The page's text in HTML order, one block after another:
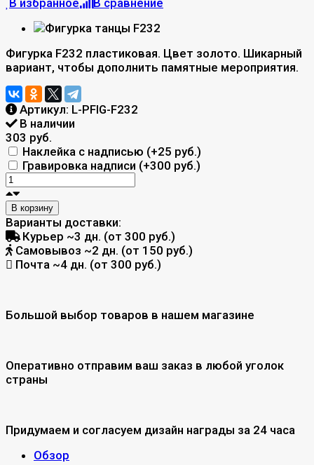
Фигурка F232 пластиковая. Цвет золото. Шикарный
вариант, чтобы дополнить памятные мероприятия.
Артикул: L-PFIG-F232
В наличии
303 руб.
Наклейка с надписью (+25 руб.)
Гравировка надписи (+300 руб.)
В корзину
Варианты доставки:
Курьер ~3 дн. (от 300 руб.)
Самовывоз ~2 дн. (от 150 руб.)
Почта ~4 дн. (от 300 руб.)
Большой выбор товаров в нашем магазине
Оперативно отправим ваш заказ в любой уголок
страны
Придумаем и согласуем дизайн награды за 24 часа
Обзор